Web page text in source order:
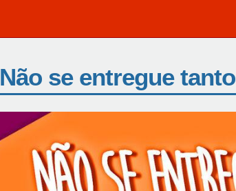
Não se entregue tanto